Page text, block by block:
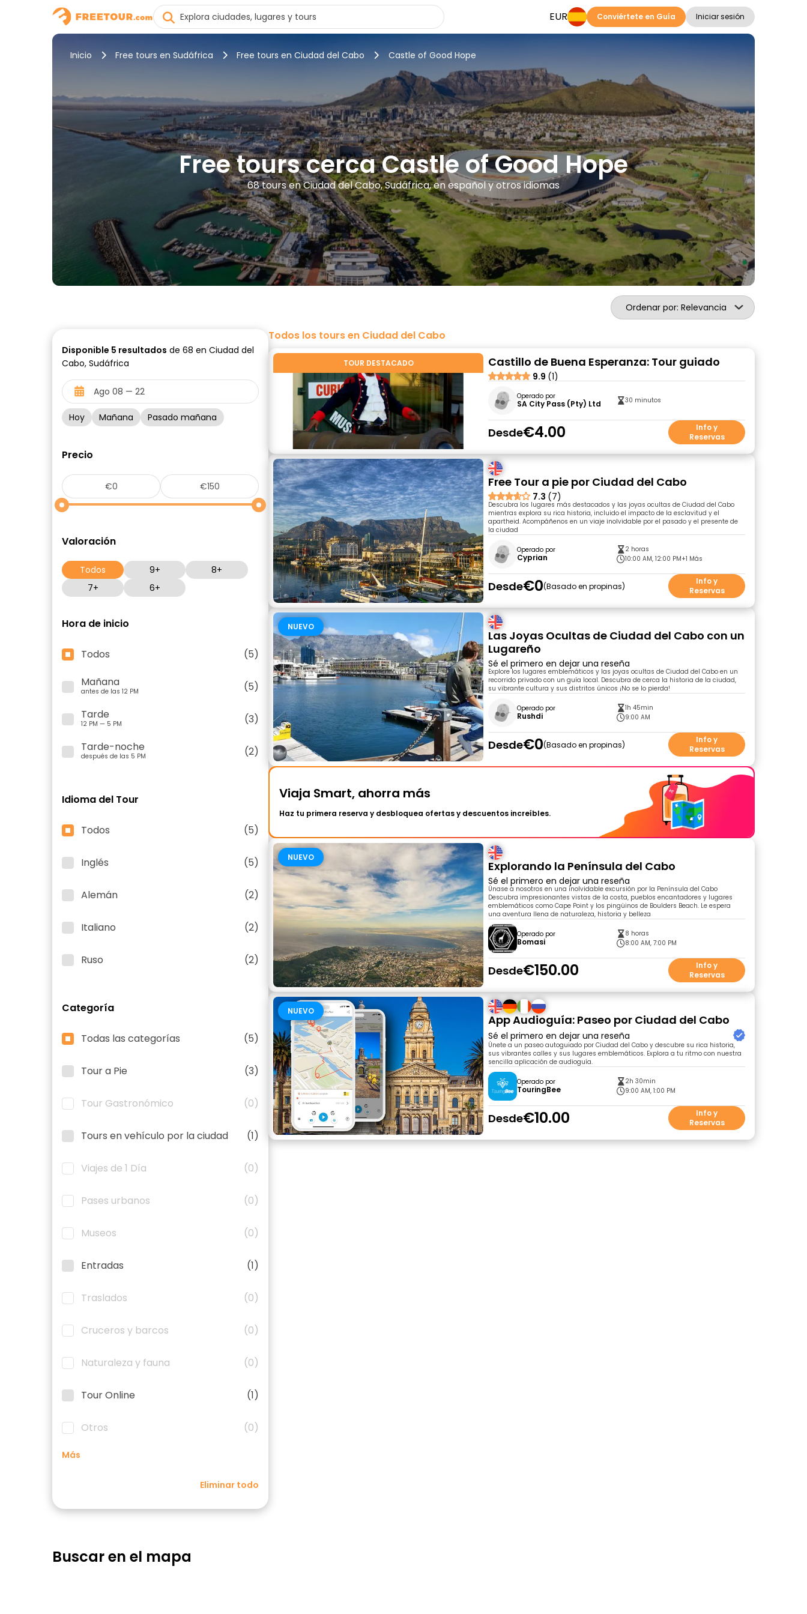
EUR Conviértete en Guía Iniciar sesión
Inicio Free tours en Sudáfrica Free tours en Ciudad del Cabo Castle of Good Hope
Free tours cerca Castle of Good Hope
68 tours en Ciudad del Cabo, Sudáfrica, en español y otros idiomas
Ordenar por: Relevancia
Disponible 5 resultados de 68 en Ciudad del
Cabo, Sudáfrica
Hoy Mañana Pasado mañana
Precio
Valoración
Todos 9+
8+
7+
6+
Hora de inicio
Todos
(5)
Mañana
antes de las 12 PM
(5)
Tarde
12 PM — 5 PM
(3)
Tarde-noche
después de las 5 PM (2)
Idioma del Tour
Todos (5)
Inglés (5)
Alemán (2)
Italiano (2)
Ruso (2)
Categoría
Todas las categorías (5)
Tour a Pie (3)
Tour Gastronómico (0)
Tours en vehículo por la ciudad (1)
Viajes de 1 Día (0)
Pases urbanos (0)
Museos (0)
Entradas (1)
Traslados (0)
Cruceros y barcos (0)
Naturaleza y fauna (0)
Tour Online (1)
Otros (0)
Más
Eliminar todo
Todos los tours en Ciudad del Cabo
TOUR DESTACADO Castillo de Buena Esperanza: Tour guiado
9.9 (1)
Operado por
SA City Pass (Pty) Ltd 30 minutos
Desde€4.00
Info y
Reservas
Free Tour a pie por Ciudad del Cabo
7.3 (7)
Descubra los lugares más destacados y las joyas ocultas de Ciudad del Cabo
mientras explora su rica historia, incluido el impacto de la esclavitud y el
apartheid. Acompáñenos en un viaje inolvidable por el pasado y el presente de
la ciudad
Operado por
Cyprian
2 horas
10:00 AM, 12:00 PM+1 Más
Desde€0 Basado en propinas
Info y
Reservas
NUEVO
Las Joyas Ocultas de Ciudad del Cabo con un
Lugareño
Sé el primero en dejar una reseña
Explore los lugares emblemáticos y las joyas ocultas de Ciudad del Cabo en un
recorrido privado con un guía local. Descubra de cerca la historia de la ciudad,
su vibrante cultura y sus distritos únicos ¡No se lo pierda!
Operado por
Rushdi
1h 45min
9:00 AM
Desde€0 Basado en propinas
Info y
Reservas
Viaja Smart, ahorra más
Haz tu primera reserva y desbloquea ofertas y descuentos increíbles.
NUEVO
Explorando la Península del Cabo
Sé el primero en dejar una reseña
Únase a nosotros en una inolvidable excursión por la Península del Cabo
Descubra impresionantes vistas de la costa, pueblos encantadores y lugares
emblemáticos como Cape Point y los pingüinos de Boulders Beach. Le espera
una aventura llena de naturaleza, historia y belleza
Operado por
Bomasi
8 horas
8:00 AM, 7:00 PM
Desde€150.00
Info y
Reservas
NUEVO
App Audioguía: Paseo por Ciudad del Cabo
Sé el primero en dejar una reseña
Únete a un paseo autoguiado por Ciudad del Cabo y descubre su rica historia,
sus vibrantes calles y sus lugares emblemáticos. Explora a tu ritmo con nuestra
sencilla aplicación de audioguía.
Operado por
TouringBee
2h 30min
9:00 AM, 1:00 PM
Desde€10.00
Info y
Reservas
Buscar en el mapa